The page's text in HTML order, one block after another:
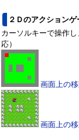
２Ｄのアクション
カーソルキーで操作
応）
画面上の
画面上の